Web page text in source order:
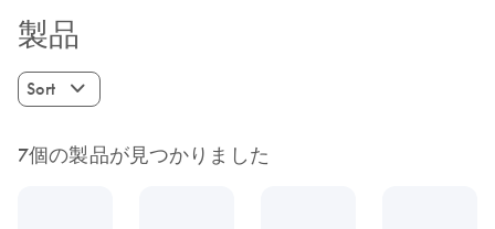
製品
Sort
7個の製品が見つかりました